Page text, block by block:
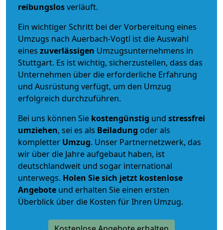
reibungslosverläuft.
Ein wichtiger Schritt bei der Vorbereitung eines
Umzugs nach Auerbach-Vogtl ist die Auswahl
eines zuverlässigen Umzugsunternehmens in
Stuttgart. Es ist wichtig, sicherzustellen, dass das
Unternehmen über die erforderliche Erfahrung
und Ausrüstung verfügt, um den Umzug
erfolgreich durchzuführen.
Bei uns können Sie kostengünstig und stressfrei
umziehen, sei es als Beiladung oder als
kompletter Umzug. Unser Partnernetzwerk, das
wir über die Jahre aufgebaut haben, ist
deutschlandweit und sogar international
unterwegs. Holen Sie sich jetzt kostenlose
Angebote und erhalten Sie einen ersten
Überblick über die Kosten für Ihren Umzug.